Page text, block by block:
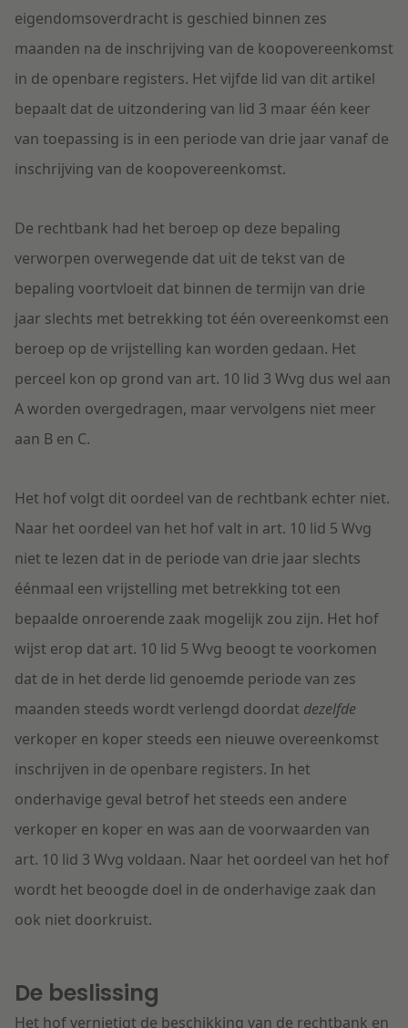
eigendomsoverdracht is geschied binnen zes
maanden na de inschrijving van de koopovereenkomst
in de openbare registers. Het vijfde lid van dit artikel
bepaalt dat de uitzondering van lid 3 maar één keer
van toepassing is in een periode van drie jaar vanaf de
inschrijving van de koopovereenkomst.
De rechtbank had het beroep op deze bepaling
verworpen overwegende dat uit de tekst van de
bepaling voortvloeit dat binnen de termijn van drie
jaar slechts met betrekking tot één overeenkomst een
beroep op de vrijstelling kan worden gedaan. Het
perceel kon op grond van art. 10 lid 3 Wvg dus wel aan
A worden overgedragen, maar vervolgens niet meer
aan B en C.
Het hof volgt dit oordeel van de rechtbank echter niet.
Naar het oordeel van het hof valt in art. 10 lid 5 Wvg
niet te lezen dat in de periode van drie jaar slechts
éénmaal een vrijstelling met betrekking tot een
bepaalde onroerende zaak mogelijk zou zijn. Het hof
wijst erop dat art. 10 lid 5 Wvg beoogt te voorkomen
dat de in het derde lid genoemde periode van zes
maanden steeds wordt verlengd doordat dezelfde
verkoper en koper steeds een nieuwe overeenkomst
inschrijven in de openbare registers. In het
onderhavige geval betrof het steeds een andere
verkoper en koper en was aan de voorwaarden van
art. 10 lid 3 Wvg voldaan. Naar het oordeel van het hof
wordt het beoogde doel in de onderhavige zaak dan
ook niet doorkruist.
De beslissing
Het hof vernietigt de beschikking van de rechtbank en